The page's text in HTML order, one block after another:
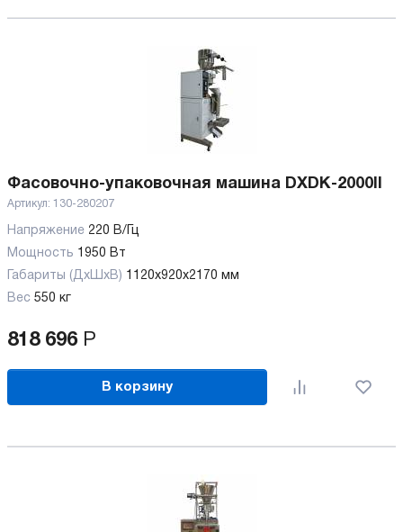
Фасовочно-упаковочная машина DXDK-2000II
Артикул: 130-280207
Напряжение 220 В/Гц
Мощность 1950 Вт
Габариты (ДхШхВ) 1120x920x2170 мм
Вес 550 кг
818 696 Р
В корзину